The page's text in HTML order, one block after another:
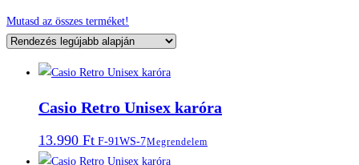
Mutasd az összes terméket!
Casio Retro Unisex karóra
13.990 Ft F-91WS-7Megrendelem